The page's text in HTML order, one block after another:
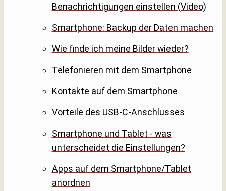
Benachrichtigungen einstellen (Video)
Smartphone: Backup der Daten machen
Wie finde ich meine Bilder wieder?
Telefonieren mit dem Smartphone
Kontakte auf dem Smartphone
Vorteile des USB-C-Anschlusses
Smartphone und Tablet - was
unterscheidet die Einstellungen?
Apps auf dem Smartphone/Tablet
anordnen